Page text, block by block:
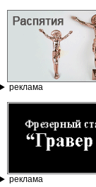
реклама
реклама